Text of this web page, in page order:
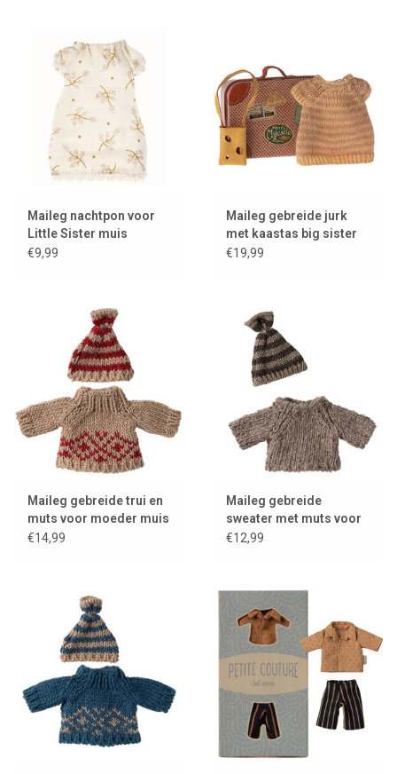
Maileg nachtpon voor
Little Sister muis
€9,99
Maileg gebreide jurk
met kaastas big sister
muis + een metalen
€19,99
Maileg gebreide trui en
muts voor moeder muis
€14,99
Maileg gebreide
sweater met muts voor
Big Brother muis
€12,99